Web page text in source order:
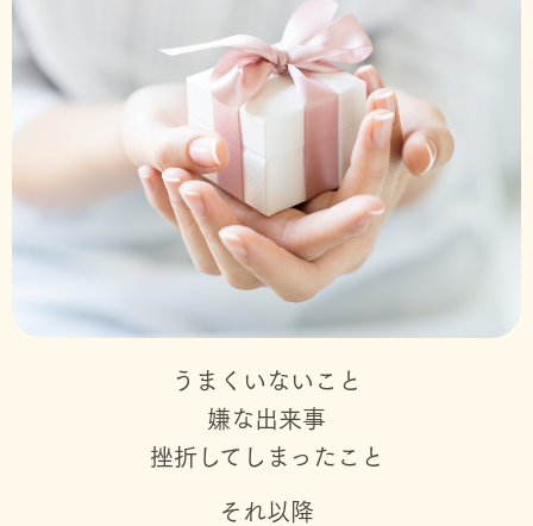
うまくいないこと
嫌な出来事
挫折してしまったこと
それ以降